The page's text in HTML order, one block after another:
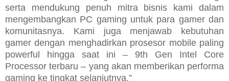
serta mendukung penuh mitra bisnis kami dalam
mengembangkan PC gaming untuk para gamer dan
komunitasnya. Kami juga menjawab kebutuhan
gamer dengan menghadirkan prosesor mobile paling
powerful hingga saat ini – 9th Gen Intel Core
Processor terbaru – yang akan memberikan performa
gaming ke tingkat selanjutnya.”